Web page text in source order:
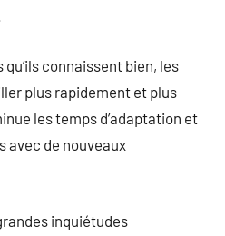
connaissent bien, les
plus rapidement et plus
les temps d’adaptation et
avec de nouveaux
inquiétudes